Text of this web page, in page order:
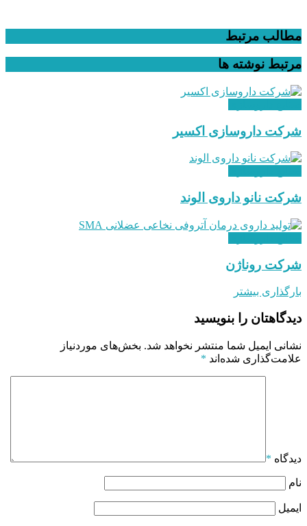
مطالب مرتبط
مرتبط نوشته ها
شرکت داروسازی اکسیر
شرکت نانو داروی الوند
شرکت روناژن
بارگذاری بیشتر
دیدگاهتان را بنویسید
نشانی ایمیل شما منتشر نخواهد شد. بخش‌های موردنیاز
علامت‌گذاری شده‌اند *
دیدگاه *
نام
ایمیل